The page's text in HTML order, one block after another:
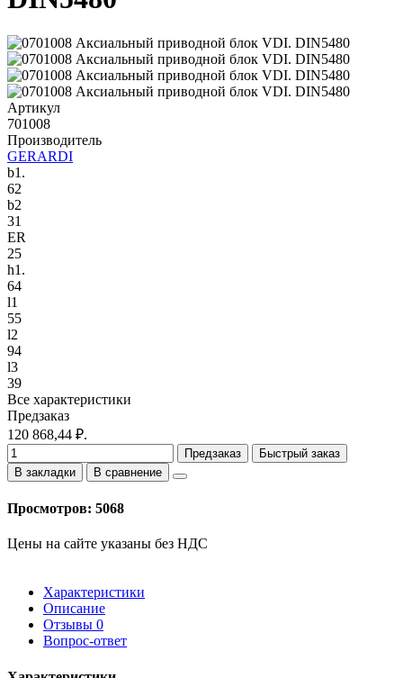
Артикул
701008
Производитель
GERARDI
b1.
62
b2
31
ER
25
h1.
64
l1
55
l2
94
l3
39
Все характеристики
Предзаказ
120 868,44 ₽.
Предзаказ
Быстрый заказ
В закладки
В сравнение
Просмотров: 5068
Цены на сайте указаны без НДС
Характеристики
Описание
Отзывы 0
Вопрос-ответ